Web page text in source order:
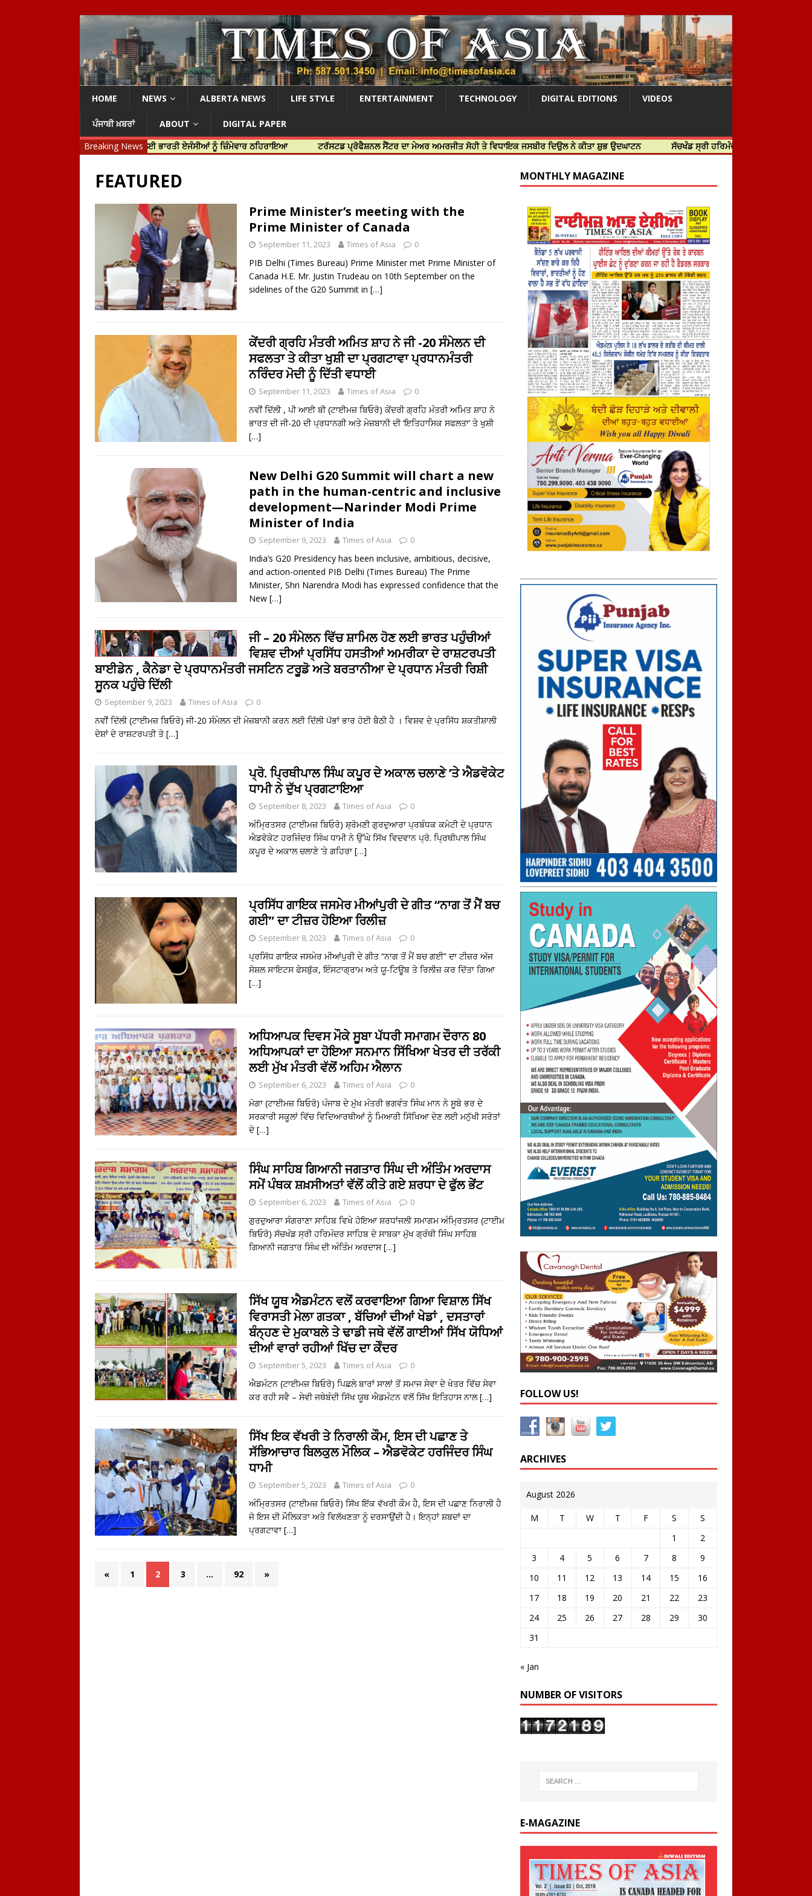
HOME NEWS ALBERTA NEWS LIFE STYLE ENTERTAINMENT TECHNOLOGY DIGITAL EDITIONS VIDEOS
ਪੰਜਾਬੀ ਖ਼ਬਰਾਂ ABOUT
DIGITAL PAPER
Breaking News
ਨੇ ਹਰਦੀਪ ਨਿੱਝਰ ਦੀ ਹੱਤਿਆ ਲਈ ਭਾਰਤੀ ਏਜੰਸੀਆਂ ਨੂੰ ਜ਼ਿੰਮੇਵਾਰ ਠਹਿਰਾਇਆ ਟਰੱਸਟਡ ਪ੍ਰੋਫੈਸ਼ਨਲ ਸੈਂਟਰ ਦਾ ਮੇਅਰ ਅਮਰਜੀਤ ਸੋਹੀ ਤੇ ਵਿਧਾਇਕ ਜਸਬੀਰ ਦਿਉਲ ਨੇ ਕੀਤਾ ਸ਼ੁਭ ਉਦਘਾਟਨ ਸੱਚਖੰਡ ਸ੍ਰੀ ਹਰਿਮੰਦਰ ਸਾਹਿਬ ਵਿਖੇ ਸਜੇ ਜਲੌਅ
FEATURED
Prime Minister’s meeting with the
Prime Minister of Canada
September 11, 2023 Times of Asia 0
PIB Delhi (Times Bureau) Prime Minister met Prime Minister of
Canada H.E. Mr. Justin Trudeau on 10th September on the
sidelines of the G20 Summit in […]
ਕੇਂਦਰੀ ਗ੍ਰਹਿ ਮੰਤਰੀ ਅਮਿਤ ਸ਼ਾਹ ਨੇ ਜੀ -20 ਸੰਮੇਲਨ ਦੀ
ਸਫਲਤਾ ਤੇ ਕੀਤਾ ਖੁਸ਼ੀ ਦਾ ਪ੍ਰਗਟਾਵਾ ਪ੍ਰਧਾਨਮੰਤਰੀ
ਨਰਿੰਦਰ ਮੋਦੀ ਨੂੰ ਦਿੱਤੀ ਵਧਾਈ
September 11, 2023 Times of Asia 0
ਨਵੀਂ ਦਿੱਲੀ , ਪੀ ਆਈ ਬੀ (ਟਾਈਮਜ਼ ਬਿਓਰੋ) ਕੇਂਦਰੀ ਗ੍ਰਹਿ ਮੰਤਰੀ ਅਮਿਤ ਸ਼ਾਹ ਨੇ
ਭਾਰਤ ਦੀ ਜੀ-20 ਦੀ ਪ੍ਰਧਾਨਗੀ ਅਤੇ ਮੇਜ਼ਬਾਨੀ ਦੀ ‘ਇਤਿਹਾਸਿਕ ਸਫਲਤਾ’ ਤੇ ਖੁਸ਼ੀ
[…]
New Delhi G20 Summit will chart a new
path in the human-centric and inclusive
development—Narinder Modi Prime
Minister of India
September 9, 2023 Times of Asia 0
India’s G20 Presidency has been inclusive, ambitious, decisive,
and action-oriented PIB Delhi (Times Bureau) The Prime
Minister, Shri Narendra Modi has expressed confidence that the
New […]
ਜੀ – 20 ਸੰਮੇਲਨ ਵਿੱਚ ਸ਼ਾਮਿਲ ਹੋਣ ਲਈ ਭਾਰਤ ਪਹੁੰਚੀਆਂ
ਵਿਸ਼ਵ ਦੀਆਂ ਪ੍ਰਸਿੱਧ ਹਸਤੀਆਂ ਅਮਰੀਕਾ ਦੇ ਰਾਸ਼ਟਰਪਤੀ
ਬਾਈਡੇਨ , ਕੈਨੇਡਾ ਦੇ ਪ੍ਰਧਾਨਮੰਤਰੀ ਜਸਟਿਨ ਟਰੂਡੋ ਅਤੇ ਬਰਤਾਨੀਆ ਦੇ ਪ੍ਰਧਾਨ ਮੰਤਰੀ ਰਿਸ਼ੀ
ਸੂਨਕ ਪਹੁੰਚੇ ਦਿੱਲੀ
September 9, 2023 Times of Asia 0
ਨਵੀਂ ਦਿੱਲੀ (ਟਾਈਮਜ਼ ਬਿਓਰੋ) ਜੀ-20 ਸੰਮੇਲਨ ਦੀ ਮੇਜ਼ਬਾਨੀ ਕਰਨ ਲਈ ਦਿੱਲੀ ਪੱਭਾਂ ਭਾਰ ਹੋਈ ਬੈਠੀ ਹੈ । ਵਿਸ਼ਵ ਦੇ ਪ੍ਰਸਿੱਧ ਸ਼ਕਤੀਸ਼ਾਲੀ
ਦੇਸ਼ਾਂ ਦੇ ਰਾਸ਼ਟਰਪਤੀ ਤੇ[…]
ਪ੍ਰੋ. ਪ੍ਰਿਥੀਪਾਲ ਸਿੰਘ ਕਪੂਰ ਦੇ ਅਕਾਲ ਚਲਾਣੇ ’ਤੇ ਐਡਵੋਕੇਟ
ਧਾਮੀ ਨੇ ਦੁੱਖ ਪ੍ਰਗਟਾਇਆ
September 8, 2023 Times of Asia 0
ਅੰਮ੍ਰਿਤਸਰ (ਟਾਈਮਜ਼ ਬਿਓਰੋ) ਸ਼੍ਰੋਮਣੀ ਗੁਰਦੁਆਰਾ ਪ੍ਰਬੰਧਕ ਕਮੇਟੀ ਦੇ ਪ੍ਰਧਾਨ
ਐਡਵੋਕੇਟ ਹਰਜਿੰਦਰ ਸਿੰਘ ਧਾਮੀ ਨੇ ਉੱਘੇ ਸਿੱਖ ਵਿਦਵਾਨ ਪ੍ਰੋ. ਪ੍ਰਿਥੀਪਾਲ ਸਿੰਘ
ਕਪੂਰ ਦੇ ਅਕਾਲ ਚਲਾਣੇ ’ਤੇ ਗਹਿਰਾ[…]
ਪ੍ਰਸਿੱਧ ਗਾਇਕ ਜਸਮੇਰ ਮੀਆਂਪੁਰੀ ਦੇ ਗੀਤ “ਨਾਗ ਤੋਂ ਮੈਂ ਬਚ
ਗਈ” ਦਾ ਟੀਜ਼ਰ ਹੋਇਆ ਰਿਲੀਜ਼
September 8, 2023 Times of Asia 0
ਪ੍ਰਸਿੱਧ ਗਾਇਕ ਜਸਮੇਰ ਮੀਆਂਪੁਰੀ ਦੇ ਗੀਤ “ਨਾਗ ਤੋਂ ਮੈਂ ਬਚ ਗਈ” ਦਾ ਟੀਜ਼ਰ ਅੱਜ
ਸੋਸ਼ਲ ਸਾਇਟਸ ਫੇਸਬੁੱਕ, ਇੰਸਟਾਗ੍ਰਾਮ ਅਤੇ ਯੂ-ਟਿਊਬ ਤੇ ਰਿਲੀਜ਼ ਕਰ ਦਿੱਤਾ ਗਿਆ
[…]
ਅਧਿਆਪਕ ਦਿਵਸ ਮੌਕੇ ਸੂਬਾ ਪੱਧਰੀ ਸਮਾਗਮ ਦੌਰਾਨ 80
ਅਧਿਆਪਕਾਂ ਦਾ ਹੋਇਆ ਸਨਮਾਨ ਸਿੱਖਿਆ ਖੇਤਰ ਦੀ ਤਰੱਕੀ
ਲਈ ਮੁੱਖ ਮੰਤਰੀ ਵੱਲੋਂ ਅਹਿਮ ਐਲਾਨ
September 6, 2023 Times of Asia 0
ਮੋਗਾ (ਟਾਈਮਜ਼ ਬਿਓਰੋ) ਪੰਜਾਬ ਦੇ ਮੁੱਖ ਮੰਤਰੀ ਭਗਵੰਤ ਸਿੰਘ ਮਾਨ ਨੇ ਸੂਬੇ ਭਰ ਦੇ
ਸਰਕਾਰੀ ਸਕੂਲਾਂ ਵਿੱਚ ਵਿਦਿਆਰਥੀਆਂ ਨੂੰ ਮਿਆਰੀ ਸਿੱਖਿਆ ਦੇਣ ਲਈ ਮਨੁੱਖੀ ਸਰੋਤਾਂ
ਦੇ[…]
ਸਿੰਘ ਸਾਹਿਬ ਗਿਆਨੀ ਜਗਤਾਰ ਸਿੰਘ ਦੀ ਅੰਤਿੰਮ ਅਰਦਾਸ
ਸਮੇਂ ਪੰਥਕ ਸ਼ਖ਼ਸੀਅਤਾਂ ਵੱਲੋਂ ਕੀਤੇ ਗਏ ਸ਼ਰਧਾ ਦੇ ਫੁੱਲ ਭੇਂਟ
September 6, 2023 Times of Asia 0
ਗੁਰਦੁਆਰਾ ਸੰਗਰਾਣਾ ਸਾਹਿਬ ਵਿਖੇ ਹੋਇਆ ਸ਼ਰਧਾਂਜਲੀ ਸਮਾਗਮ ਅੰਮ੍ਰਿਤਸਰ (ਟਾਈਮ਼
ਬਿਓਰੋ) ਸੱਚਖੰਡ ਸ੍ਰੀ ਹਰਿਮੰਦਰ ਸਾਹਿਬ ਦੇ ਸਾਬਕਾ ਮੁੱਖ ਗ੍ਰੰਥੀ ਸਿੰਘ ਸਾਹਿਬ
ਗਿਆਨੀ ਜਗਤਾਰ ਸਿੰਘ ਦੀ ਅੰਤਿੰਮ ਅਰਦਾਸ[…]
ਸਿੱਖ ਯੂਥ ਐਡਮੰਟਨ ਵਲੋਂ ਕਰਵਾਇਆ ਗਿਆ ਵਿਸ਼ਾਲ ਸਿੱਖ
ਵਿਰਾਸਤੀ ਮੇਲਾ ਗਤਕਾ , ਬੱਚਿਆਂ ਦੀਆਂ ਖੇਡਾਂ , ਦਸਤਾਰਾਂ
ਬੰਨ੍ਹਣ ਦੇ ਮੁਕਾਬਲੇ ਤੇ ਢਾਡੀ ਜਥੇ ਵੱਲੋਂ ਗਾਈਆਂ ਸਿੱਖ ਯੋਧਿਆਂ
ਦੀਆਂ ਵਾਰਾਂ ਰਹੀਆਂ ਖਿੱਚ ਦਾ ਕੇੰਦਰ
September 5, 2023 Times of Asia 0
ਐਡਮੰਟਨ (ਟਾਈਮਜ਼ ਬਿਓਰੋ) ਪਿਛਲੇ ਬਾਰਾਂ ਸਾਲਾਂ ਤੋਂ ਸਮਾਜ ਸੇਵਾ ਦੇ ਖੇਤਰ ਵਿੱਚ ਸੇਵਾ
ਕਰ ਰਹੀ ਸਵੈ – ਸੇਵੀ ਜਥੇਬੰਦੀ ਸਿੱਖ ਯੂਥ ਐਡਮੰਟਨ ਵਲੋਂ ਸਿੱਖ ਇਤਿਹਾਸ ਨਾਲ[…]
ਸਿੱਖ ਇਕ ਵੱਖਰੀ ਤੇ ਨਿਰਾਲੀ ਕੌਮ, ਇਸ ਦੀ ਪਛਾਣ ਤੇ
ਸੱਭਿਆਚਾਰ ਬਿਲਕੁਲ ਮੌਲਿਕ – ਐਡਵੋਕੇਟ ਹਰਜਿੰਦਰ ਸਿੰਘ
ਧਾਮੀ
September 5, 2023 Times of Asia 0
ਅੰਮ੍ਰਿਤਸਰ (ਟਾਈਮਜ਼ ਬਿਓਰੋ) ਸਿੱਖ ਇੱਕ ਵੱਖਰੀ ਕੌਮ ਹੈ, ਇਸ ਦੀ ਪਛਾਣ ਨਿਰਾਲੀ ਹੈ
ਜੋ ਇਸ ਦੀ ਮੌਲਿਕਤਾ ਅਤੇ ਵਿਲੱਖਣਤਾ ਨੂੰ ਦਰਸਾਉਂਦੀ ਹੈ। ਇਨ੍ਹਾਂ ਸ਼ਬਦਾਂ ਦਾ
ਪ੍ਰਗਟਾਵਾ[…]
« 1 2 3 … 92 »
MONTHLY MAGAZINE
FOLLOW US!
ARCHIVES
August 2026
M T W T F S
S
1
2
3
4 5 6 7 8
9
10
11 12 13 14 15
16
17
18 19 20 21 22
23
24
25 26 27 28 29
30
31
« Jan
NUMBER OF VISITORS
E-MAGAZINE